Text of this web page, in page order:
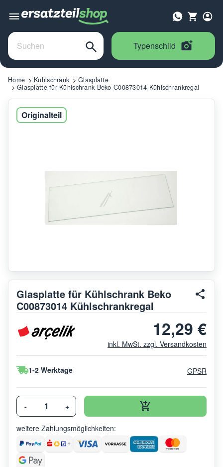
Typenschild
Home Kühlschrank
Glasplatte
Glasplatte für Kühlschrank Beko C00873014 Kühlschrankregal
Originalteil
Glasplatte für Kühlschrank Beko
C00873014 Kühlschrankregal
12,29 €
inkl. MwSt. zzgl. Versandkosten
1-2 Werktage GPSR
- +
weitere Zahlungsmöglichkeiten: